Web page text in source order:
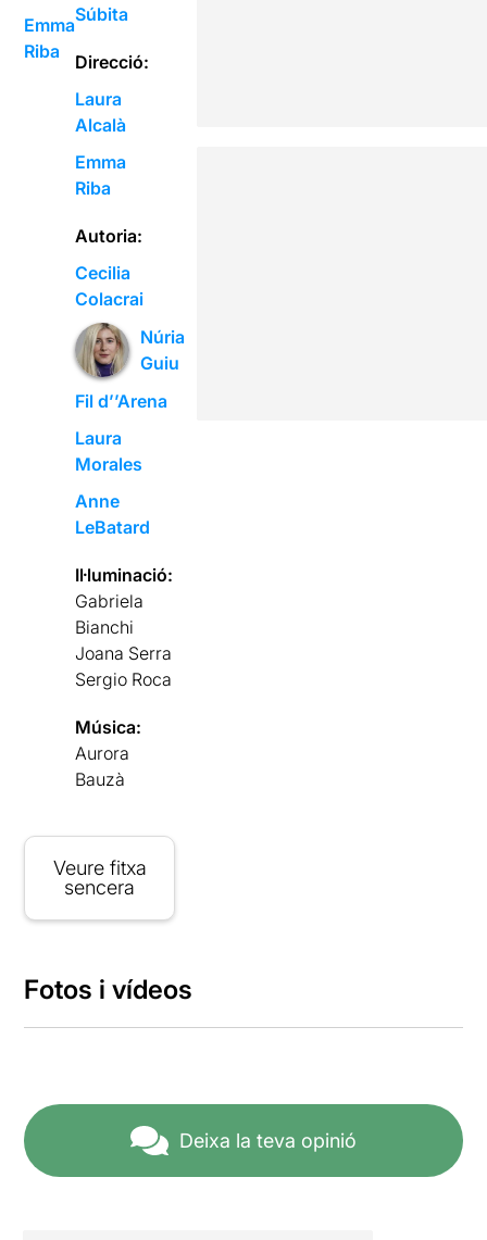
Emma
Riba
Súbita
Direcció:
Laura
Alcalà
Emma
Riba
Autoria:
Cecilia
Colacrai
Núria
Guiu
Fil d’’Arena
Laura
Morales
Anne
LeBatard
Il·luminació:
Gabriela
Bianchi
Joana Serra
Sergio Roca
Música:
Aurora
Bauzà
Veure fitxa
sencera
Fotos i vídeos
Deixa la teva opinió